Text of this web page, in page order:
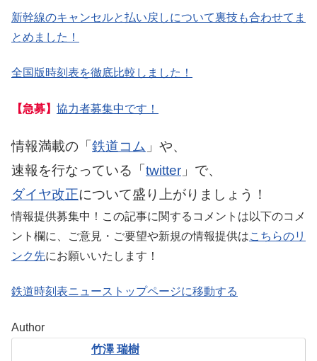
新幹線のキャンセルと払い戻しについて裏技も合わせてま
とめました！
全国版時刻表を徹底比較しました！
【急募】 協力者募集中です！
情報満載の「 鉄道コム 」や、
速報を行なっている「 twitter 」で、
ダイヤ改正について盛り上がりましょう！
情報提供募集中！この記事に関するコメントは以下のコメ
ント欄に、ご意見・ご要望や新規の情報提供はこちらのリ
ンク先にお願いいたします！
鉄道時刻表ニューストップページに移動する
Author
竹澤 瑞樹